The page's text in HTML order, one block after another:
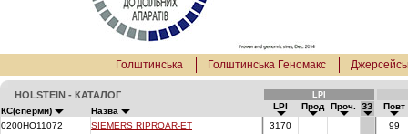
Голштинська Голштинська Геномакс
HOLSTEIN - КАТАЛОГ LPI
КС(сперми) Назва LPI Прод Проч. ЗЗ
Повт
0200HO11072
SIEMERS RIPROAR-ET 3170
99